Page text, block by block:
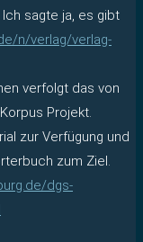
sagte ja, es gibt
n/verlag/verlag-
verfolgt das von
Projekt.
zur Verfügung und
zum Ziel.
dgs-